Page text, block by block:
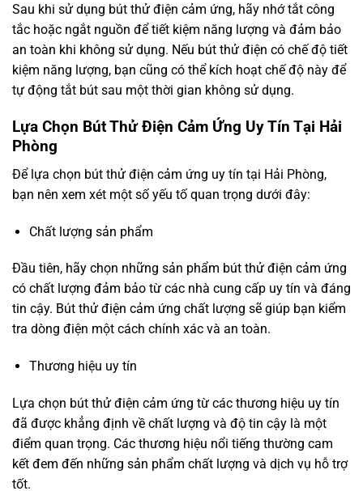
Sau khi sử dụng bút thử điện cảm ứng, hãy nhớ tắt công
tắc hoặc ngắt nguồn để tiết kiệm năng lượng và đảm bảo
an toàn khi không sử dụng. Nếu bút thử điện có chế độ tiết
kiệm năng lượng, bạn cũng có thể kích hoạt chế độ này để
tự động tắt bút sau một thời gian không sử dụng.
Lựa Chọn Bút Thử Điện Cảm Ứng Uy Tín Tại Hải
Phòng
Để lựa chọn bút thử điện cảm ứng uy tín tại Hải Phòng,
bạn nên xem xét một số yếu tố quan trọng dưới đây:
Chất lượng sản phẩm
Đầu tiên, hãy chọn những sản phẩm bút thử điện cảm ứng
có chất lượng đảm bảo từ các nhà cung cấp uy tín và đáng
tin cậy. Bút thử điện cảm ứng chất lượng sẽ giúp bạn kiểm
tra dòng điện một cách chính xác và an toàn.
Thương hiệu uy tín
Lựa chọn bút thử điện cảm ứng từ các thương hiệu uy tín
đã được khẳng định về chất lượng và độ tin cậy là một
điểm quan trọng. Các thương hiệu nổi tiếng thường cam
kết đem đến những sản phẩm chất lượng và dịch vụ hỗ trợ
tốt.